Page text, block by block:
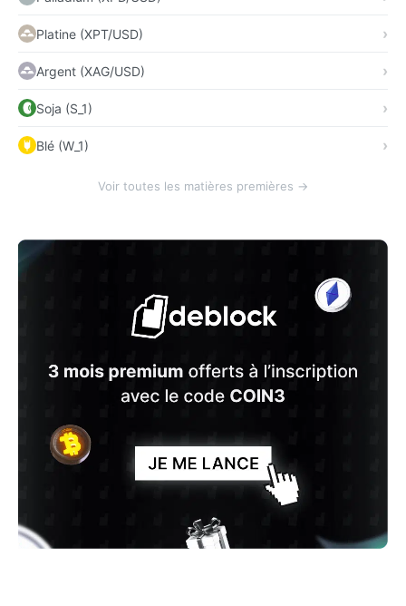
Platine (XPT/USD)
Argent (XAG/USD)
Soja (S_1)
Blé (W_1)
Voir toutes les matières premières →